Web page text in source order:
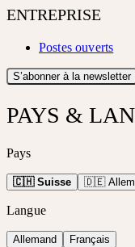
ENTREPRISE
Postes ouverts
S’abonner à la newsletter
PAYS &
Pays
🇨🇭 Suisse 🇩🇪
Langue
Allemand Français